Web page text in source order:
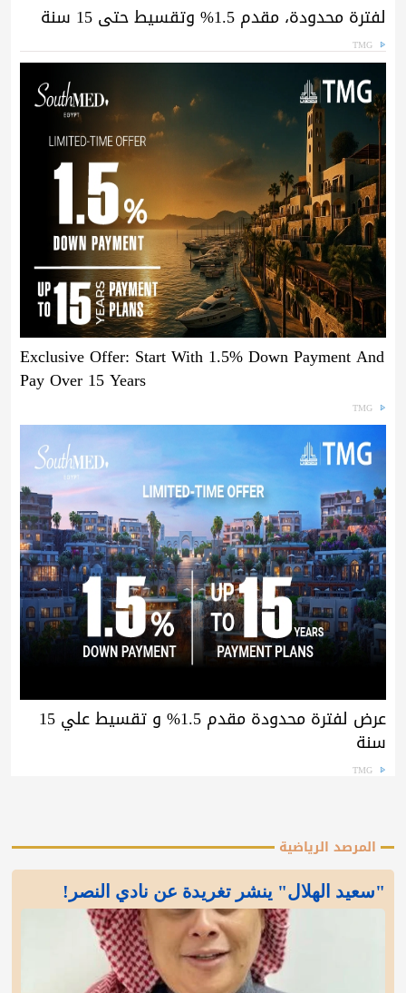
لفترة محدودة، مقدم 1.5% وتقسيط حتى 15 سنة
TMG
Exclusive Offer: Start With 1.5% Down Payment And
Pay Over 15 Years
TMG
عرض لفترة محدودة مقدم 1.5% و تقسيط علي 15
سنة
TMG
المرصد الرياضية
"سعيد الهلال" ينشر تغريدة عن نادي النصر!